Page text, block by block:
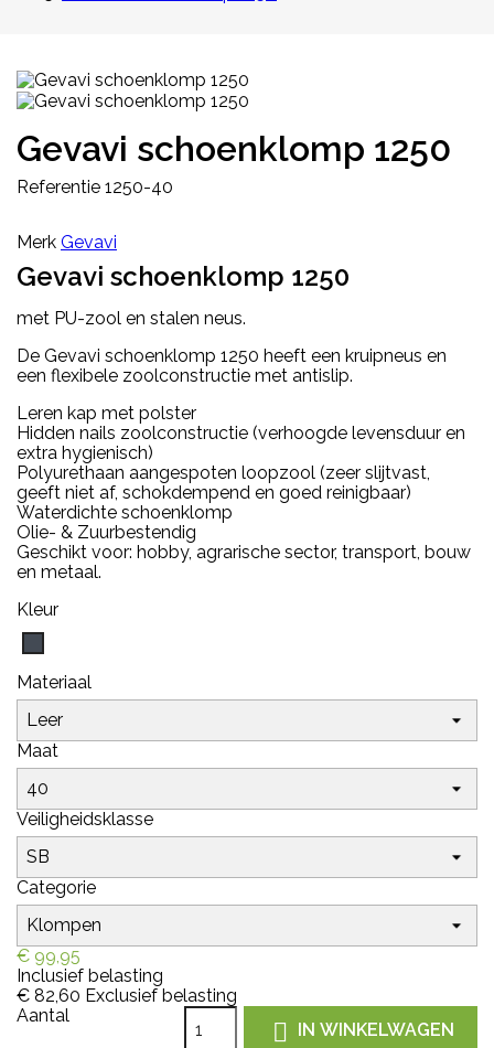
Gevavi schoenklomp 1250
Referentie 1250-40
Merk Gevavi
Gevavi schoenklomp 1250
met PU-zool en stalen neus.
De Gevavi schoenklomp 1250 heeft een kruipneus en
een flexibele zoolconstructie met antislip.
Leren kap met polster
Hidden nails zoolconstructie (verhoogde levensduur en
extra hygienisch)
Polyurethaan aangespoten loopzool (zeer slijtvast,
geeft niet af, schokdempend en goed reinigbaar)
Waterdichte schoenklomp
Olie- & Zuurbestendig
Geschikt voor: hobby, agrarische sector, transport, bouw
en metaal.
Kleur
Materiaal
Maat
Veiligheidsklasse
Categorie
€ 99,95
Inclusief belasting
€ 82,60 Exclusief belasting
Aantal
 IN WINKELWAGEN